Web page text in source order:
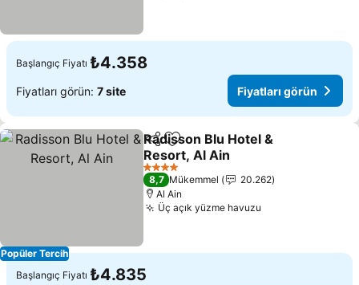
Başlangıç Fiyatı ₺4.358
Fiyatları görün: 7 site Fiyatları görün
Popüler Tercih
PaylaşFavorilerime ekle
Radisson Blu Hotel &
Resort, Al Ain
4 Yıldız
8,7 Mükemmel
20.262
Al Ain
Üç açık yüzme havuzu
Başlangıç Fiyatı ₺4.835